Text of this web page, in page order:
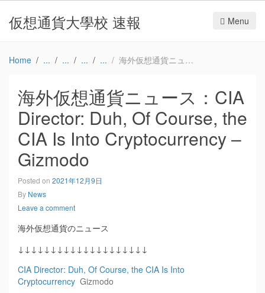
仮想通貨大學校 速報 Menu
Home 海外仮想通貨ニュース：CIA Director: Duh, Of Course, the CIA Is Into Cryptocurrency – Gizmodo
海外仮想通貨ニュース：CIA
Director: Duh, Of Course, the
CIA Is Into Cryptocurrency –
Gizmodo
Posted on 2021年12月9日
By News
Leave a comment
海外仮想通貨のニュース
↓↓↓↓↓↓↓↓↓↓↓↓↓↓↓↓↓↓↓↓
CIA Director: Duh, Of Course, the CIA Is Into
Cryptocurrency Gizmodo